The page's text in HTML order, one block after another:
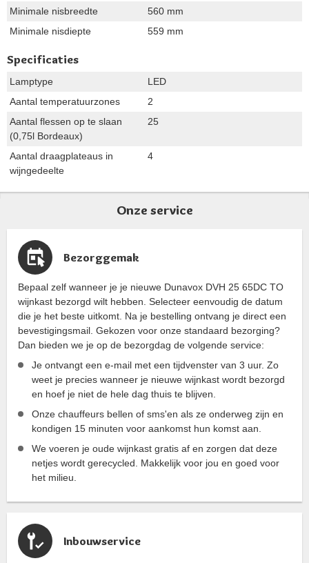
Minimale nisbreedte
560 mm
Minimale nisdiepte
559 mm
Specificaties
Lamptype
LED
Aantal temperatuurzones
2
Aantal flessen op te slaan
(0,75l Bordeaux)
25
Aantal draagplateaus in
wijngedeelte
4
Onze service
Bezorggemak
Bepaal zelf wanneer je je nieuwe Dunavox DVH 25 65DC TO
wijnkast bezorgd wilt hebben. Selecteer eenvoudig de datum
die je het beste uitkomt. Na je bestelling ontvang je direct een
bevestigingsmail. Gekozen voor onze standaard bezorging?
Dan bieden we je op de bezorgdag de volgende service:
Je ontvangt een e-mail met een tijdvenster van 3 uur. Zo
weet je precies wanneer je nieuwe wijnkast wordt bezorgd
en hoef je niet de hele dag thuis te blijven.
Onze chauffeurs bellen of sms'en als ze onderweg zijn en
kondigen 15 minuten voor aankomst hun komst aan.
We voeren je oude wijnkast gratis af en zorgen dat deze
netjes wordt gerecycled. Makkelijk voor jou en goed voor
het milieu.
Inbouwservice